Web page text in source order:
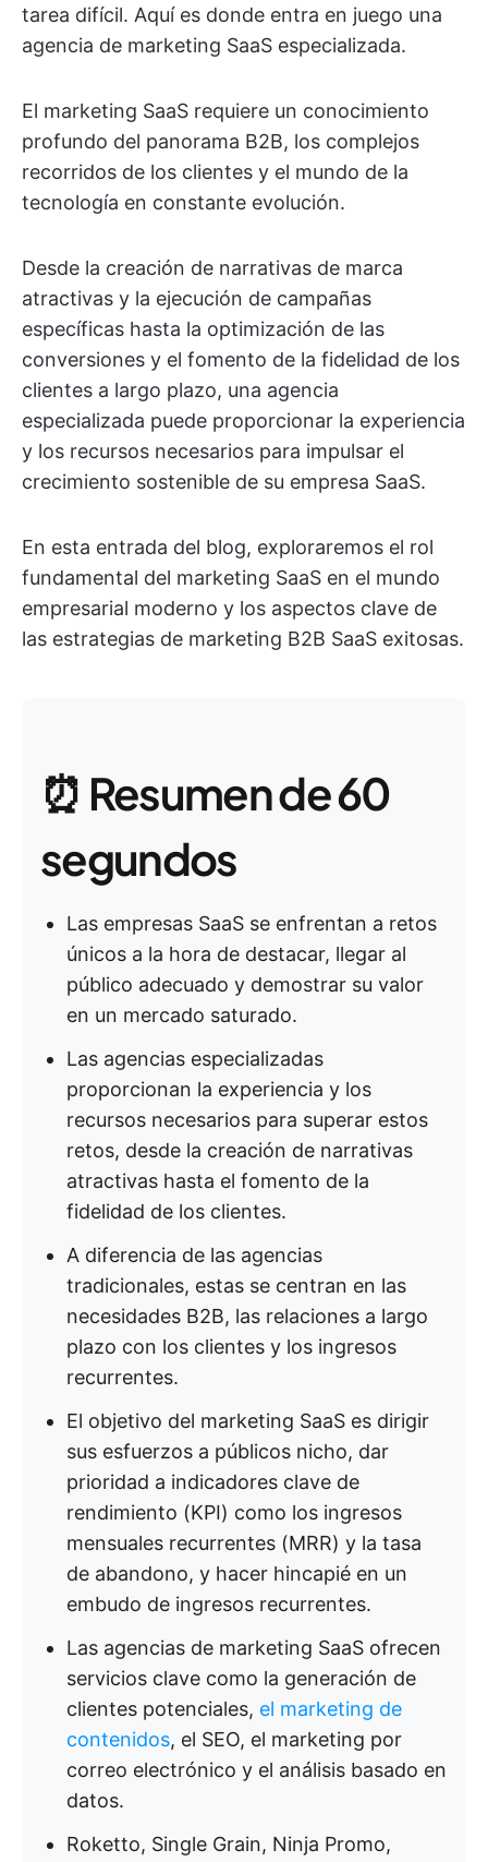
tarea difícil. Aquí es donde entra en juego una
agencia de marketing SaaS especializada.
El marketing SaaS requiere un conocimiento
profundo del panorama B2B, los complejos
recorridos de los clientes y el mundo de la
tecnología en constante evolución.
Desde la creación de narrativas de marca
atractivas y la ejecución de campañas
específicas hasta la optimización de las
conversiones y el fomento de la fidelidad de los
clientes a largo plazo, una agencia
especializada puede proporcionar la experiencia
y los recursos necesarios para impulsar el
crecimiento sostenible de su empresa SaaS.
En esta entrada del blog, exploraremos el rol
fundamental del marketing SaaS en el mundo
empresarial moderno y los aspectos clave de
las estrategias de marketing B2B SaaS exitosas.
⏰ Resumen de 60
segundos
Las empresas SaaS se enfrentan a retos
únicos a la hora de destacar, llegar al
público adecuado y demostrar su valor
en un mercado saturado.
Las agencias especializadas
proporcionan la experiencia y los
recursos necesarios para superar estos
retos, desde la creación de narrativas
atractivas hasta el fomento de la
fidelidad de los clientes.
A diferencia de las agencias
tradicionales, estas se centran en las
necesidades B2B, las relaciones a largo
plazo con los clientes y los ingresos
recurrentes.
El objetivo del marketing SaaS es dirigir
sus esfuerzos a públicos nicho, dar
prioridad a indicadores clave de
rendimiento (KPI) como los ingresos
mensuales recurrentes (MRR) y la tasa
de abandono, y hacer hincapié en un
embudo de ingresos recurrentes.
Las agencias de marketing SaaS ofrecen
servicios clave como la generación de
clientes potenciales, el marketing de
contenidos, el SEO, el marketing por
correo electrónico y el análisis basado en
datos.
Roketto, Single Grain, Ninja Promo,